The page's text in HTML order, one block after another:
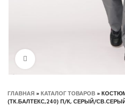
ГЛАВНАЯ»КАТАЛОГ ТОВАРОВ»
(ТК.БАЛТЕКС,240) П/К, СЕРЫЙ/